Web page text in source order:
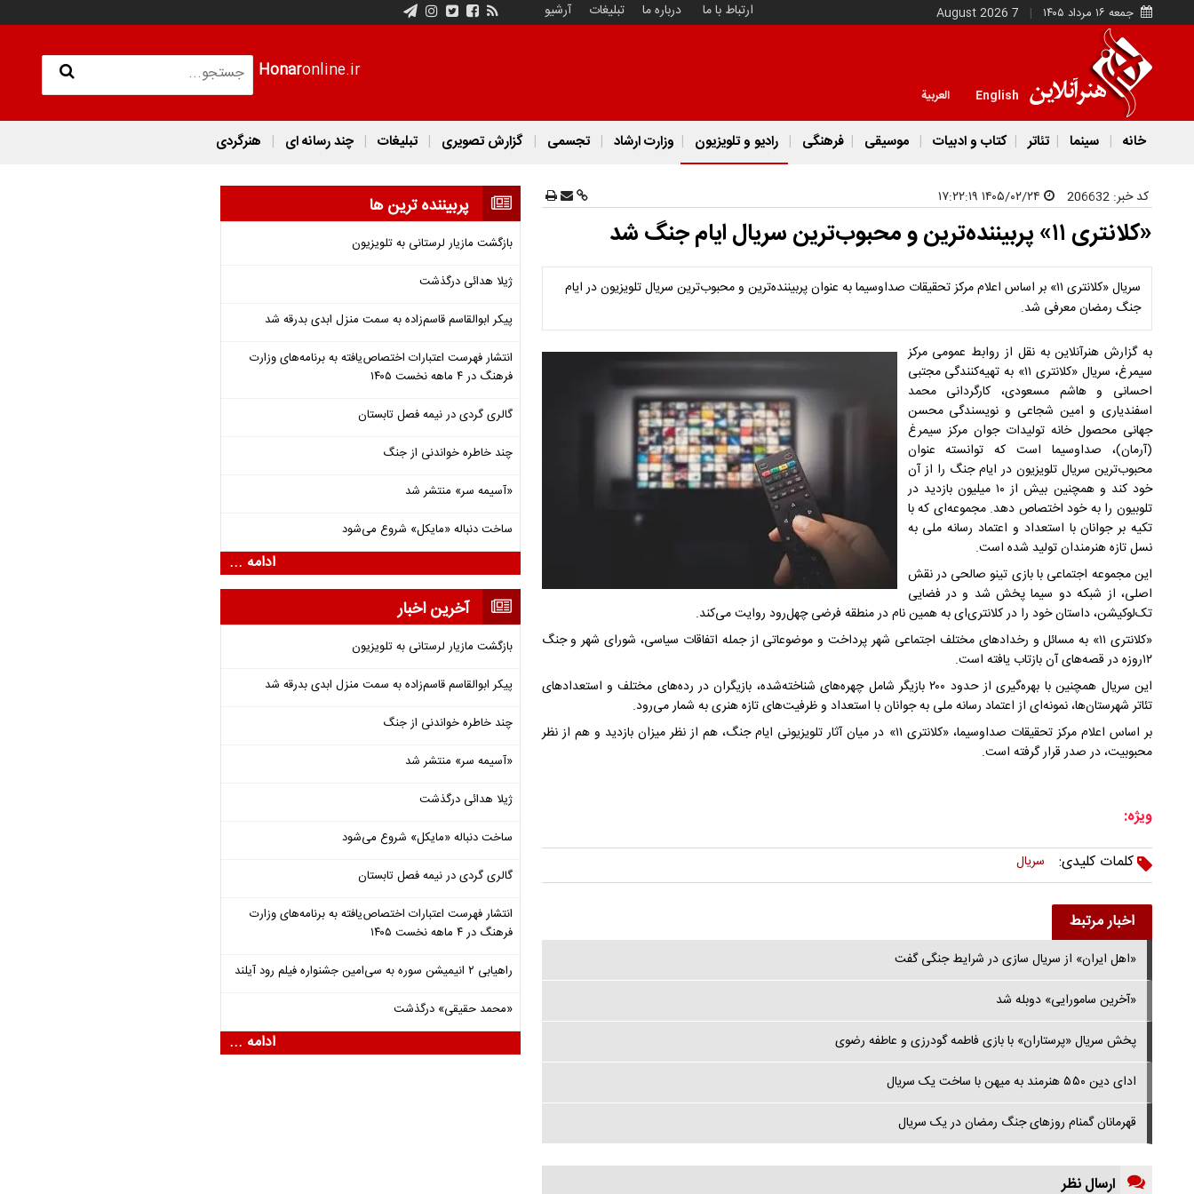
جمعه ۱۶ مرداد ۱۴۰۵ 7 August 2026 ارتباط با ما درباره ما تبلیغات آرشیو
Honaronline.ir
English العربية
خانه سینما تئاتر کتاب و ادبیات موسیقی فرهنگی رادیو و تلویزیون وزارت ارشاد تجسمی گزارش تصویری تبلیغات چند رسانه ای هنرگردی
کد خبر: 206632
«کلانتری ۱۱» پربیننده‌ترین و محبوب‌ترین سریال ایام جنگ شد
سریال «کلانتری ۱۱» بر اساس اعلام مرکز تحقیقات صداوسیما به‌ عنوان پربیننده‌ترین و محبوب‌ترین سریال تلویزیون در ایام
جنگ رمضان معرفی شد.
به گزارش هنرآنلاین به نقل از روابط عمومی مرکز
سیمرغ، سریال «کلانتری ۱۱» به تهیه‌کنندگی مجتبی
احسانی و هاشم مسعودی، کارگردانی محمد
اسفندیاری و امین شجاعی و نویسندگی محسن
جهانی محصول خانه تولیدات جوان مرکز سیمرغ
(آرمان)، صداوسیما است که توانسته عنوان
محبوب‌ترین سریال تلویزیون در ایام جنگ را از آن
خود کند و همچنین بیش از ۱۰ میلیون بازدید در
تلوبیون را به خود اختصاص دهد. مجموعه‌ای که با
تکیه بر جوانان با استعداد و اعتماد رسانه ملی به
نسل تازه هنرمندان تولید شده است.
این مجموعه اجتماعی با بازی تینو صالحی در نقش
اصلی، از شبکه دو سیما پخش شد و در فضایی
تک‌لوکیشن، داستان خود را در کلانتری‌ای به همین نام در منطقه فرضی چهل‌رود روایت می‌کند.
«کلانتری ۱۱» به مسائل و رخدادهای مختلف اجتماعی شهر پرداخت و موضوعاتی از جمله اتفاقات سیاسی، شورای شهر و جنگ
۱۲روزه در قصه‌های آن بازتاب یافته است.
این سریال همچنین با بهره‌گیری از حدود ۲۰۰ بازیگر شامل چهره‌های شناخته‌شده، بازیگران در رده‌های مختلف و استعدادهای
تئاتر شهرستان‌ها، نمونه‌ای از اعتماد رسانه ملی به جوانان با استعداد و ظرفیت‌های تازه هنری به شمار می‌رود.
بر اساس اعلام مرکز تحقیقات صداوسیما، «کلانتری ۱۱» در میان آثار تلویزیونی ایام جنگ، هم از نظر میزان بازدید و هم از نظر
محبوبیت، در صدر قرار گرفته است.
ویژه:
کلمات کلیدی:
سریال
اخبار مرتبط
«اهل ایران» از سریال سازی در شرایط جنگی گفت
«آخرین سامورایی» دوبله شد
پخش سریال «پرستاران» با بازی فاطمه گودرزی و عاطفه رضوی
ادای دین ۵۵۰ هنرمند به میهن با ساخت یک سریال
قهرمانان گمنام روزهای جنگ رمضان در یک سریال
ارسال نظر
پربیننده ترین ها
بازگشت مازیار لرستانی به تلویزیون
ژیلا هدائی درگذشت
پیکر ابوالقاسم قاسم‌زاده به سمت منزل ابدی بدرقه شد
انتشار فهرست اعتبارات اختصاص‌یافته به برنامه‌های وزارت
فرهنگ در ۴ ماهه نخست ۱۴۰۵
گالری گردی در نیمه فصل تابستان
چند خاطره خواندنی از جنگ
«آسیمه سر» منتشر شد
ساخت دنباله «مایکل» شروع می‌شود
ادامه ...
آخرین اخبار
بازگشت مازیار لرستانی به تلویزیون
پیکر ابوالقاسم قاسم‌زاده به سمت منزل ابدی بدرقه شد
چند خاطره خواندنی از جنگ
«آسیمه سر» منتشر شد
ژیلا هدائی درگذشت
ساخت دنباله «مایکل» شروع می‌شود
گالری گردی در نیمه فصل تابستان
انتشار فهرست اعتبارات اختصاص‌یافته به برنامه‌های وزارت
فرهنگ در ۴ ماهه نخست ۱۴۰۵
راهیابی ۲ انیمیشن سوره به سی‌امین جشنواره فیلم رود آیلند
«محمد حقیقی» درگذشت
ادامه ...